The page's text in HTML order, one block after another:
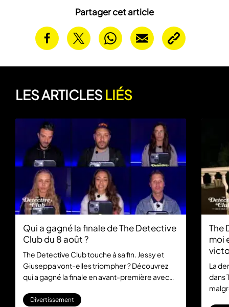
Partager cet article
LES ARTICLESLIÉS
Qui a gagné la finale de The Detective
Club du 8 août ?
The Detective Club touche à sa fin. Jessy et
Giuseppa vont-elles triompher ? Découvrez
qui a gagné la finale en avant-première avec
Divertissement
The
moi
août
La
dans